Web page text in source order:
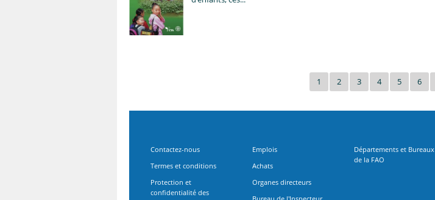
1 2 3 4 5 6
Contactez-nous
Termes et conditions
Protection et
confidentialité des
Emplois
Achats
Organes directeurs
Départements et Bureaux
de la FAO